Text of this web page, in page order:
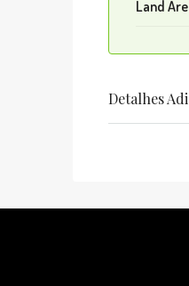
Land
Detalhes